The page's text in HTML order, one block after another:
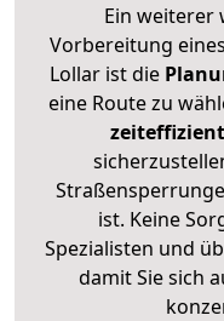
Ein weiterer
Vorbereitung
Lollar ist die
eine Route zu
zeiteffizient
ist. Keine
Spezialisten und
damit Sie sich